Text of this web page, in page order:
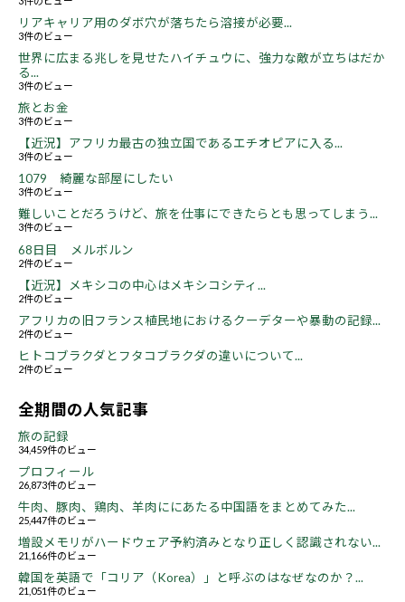
リアキャリア用のダボ穴が落ちたら溶接が必要...
3件のビュー
世界に広まる兆しを見せたハイチュウに、強力な敵が立ちはだか
る...
3件のビュー
旅とお金
3件のビュー
【近況】アフリカ最古の独立国であるエチオピアに入る...
3件のビュー
1079 綺麗な部屋にしたい
3件のビュー
難しいことだろうけど、旅を仕事にできたらとも思ってしまう...
3件のビュー
68日目 メルボルン
2件のビュー
【近況】メキシコの中心はメキシコシティ...
2件のビュー
アフリカの旧フランス植民地におけるクーデターや暴動の記録...
2件のビュー
ヒトコブラクダとフタコブラクダの違いについて...
2件のビュー
全期間の人気記事
旅の記録
34,459件のビュー
プロフィール
26,873件のビュー
牛肉、豚肉、鶏肉、羊肉ににあたる中国語をまとめてみた...
25,447件のビュー
増設メモリがハードウェア予約済みとなり正しく認識されない...
21,166件のビュー
韓国を英語で「コリア（Korea）」と呼ぶのはなぜなのか？...
21,051件のビュー